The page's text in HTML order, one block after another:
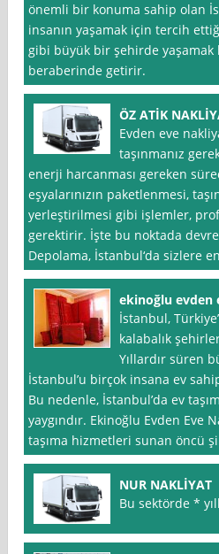
önemli bir konuma sahip olan
insanın yaşamak için tercih
gibi büyük bir şehirde yaşamak
beraberinde getirir.
ÖZ ATİK
Evden eve
taşınmanız
enerji harcanması gereken
eşyalarınızın paketlenmesi,
yerleştirilmesi gibi işlemler,
gerektirir. İşte bu noktada
Depolama, İstanbul‘da sizlere
ekinoğlu evden
İstanbul,
kalabalık
Yıllardır süren
İstanbul’u birçok insana ev
Bu nedenle, İstanbul’da ev
yaygındır. Ekinoğlu Evden Eve
taşıma hizmetleri sunan öncü
NUR NAKLİYAT
Bu sektörde *